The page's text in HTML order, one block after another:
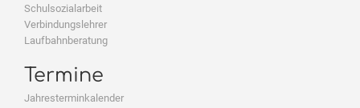
Schulsozialarbeit
Verbindungslehrer
Laufbahnberatung
Termine
Jahresterminkalender